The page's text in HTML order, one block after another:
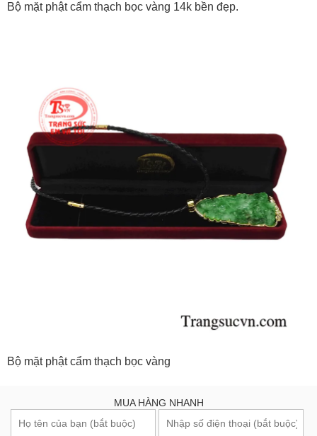
Bộ mặt phật cẩm thạch bọc vàng 14k bền đẹp.
Bộ mặt phật cẩm thạch bọc vàng
MUA HÀNG NHANH